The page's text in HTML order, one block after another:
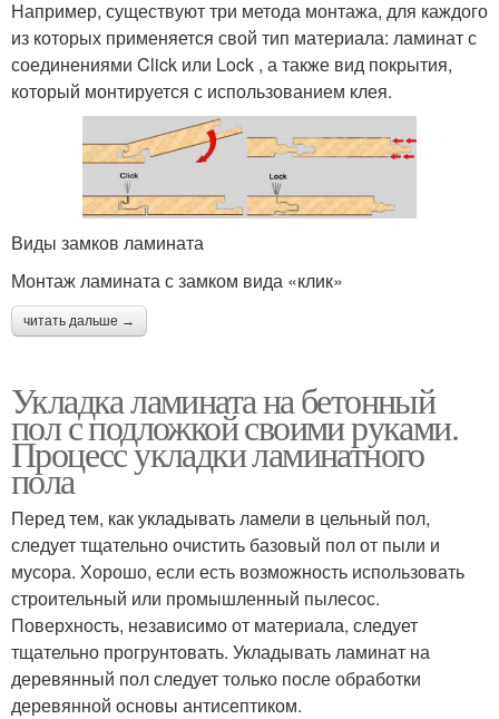
Например, существуют три метода монтажа, для каждого
из которых применяется свой тип материала: ламинат с
соединениями Click или Lock , а также вид покрытия,
который монтируется с использованием клея.
Виды замков ламината
Монтаж ламината с замком вида «клик»
читать дальше →
Укладка ламината на бетонный
пол с подложкой своими руками.
Процесс укладки ламинатного
пола
Перед тем, как укладывать ламели в цельный пол,
следует тщательно очистить базовый пол от пыли и
мусора. Хорошо, если есть возможность использовать
строительный или промышленный пылесос.
Поверхность, независимо от материала, следует
тщательно прогрунтовать. Укладывать ламинат на
деревянный пол следует только после обработки
деревянной основы антисептиком.